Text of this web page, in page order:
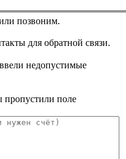
позвоним.
для обратной связи.
недопустимые
пропустили поле